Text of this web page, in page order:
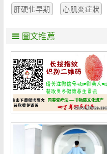
肝硬化早期
心肌炎症狀
圖文推薦